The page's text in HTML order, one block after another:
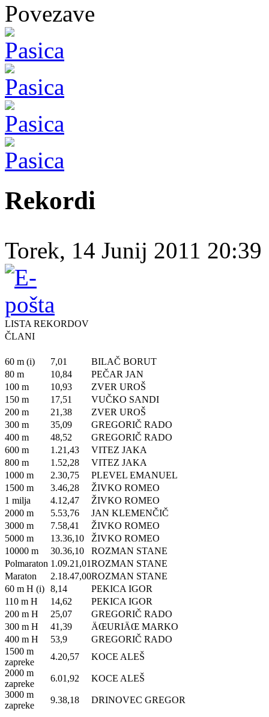
Povezave
Rekordi
Torek, 14 Junij 2011
LISTA REKORDOV
ČLANI
60 m (i) 7,01
BILAČ BORUT
80 m
10,84
PEČAR JAN
100 m
10,93
ZVER UROŠ
150 m
17,51
VUČKO SANDI
200 m
21,38
ZVER UROŠ
300 m
35,09
GREGORIČ RADO
400 m
48,52
GREGORIČ RADO
600 m
1.21,43
VITEZ JAKA
800 m
1.52,28
VITEZ JAKA
1000 m
2.30,75
PLEVEL EMANUEL
1500 m
3.46,28
ŽIVKO ROMEO
1 milja
4.12,47
ŽIVKO ROMEO
2000 m
5.53,76
JAN KLEMENČIČ
3000 m
7.58,41
ŽIVKO ROMEO
5000 m
13.36,10
ŽIVKO ROMEO
10000 m
30.36,10
ROZMAN STANE
Polmaraton 1.09.21,01ROZMAN STANE
Maraton
2.18.47,00ROZMAN STANE
60 m H (i) 8,14
PEKICA IGOR
110 m H
14,62
PEKICA IGOR
200 m H
25,07
GREGORIČ RADO
300 m H
41,39
ÄŒURIÄŒ MARKO
400 m H
53,9
GREGORIČ RADO
1500 m
zapreke
4.20,57
KOCE ALEŠ
2000 m
zapreke
6.01,92
KOCE ALEŠ
3000 m
zapreke
9.38,18 DRINOVEC GREGOR